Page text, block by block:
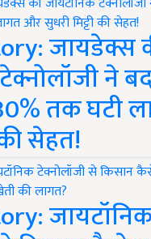
जायडेक्स
ने
तक घटी
सेहत!